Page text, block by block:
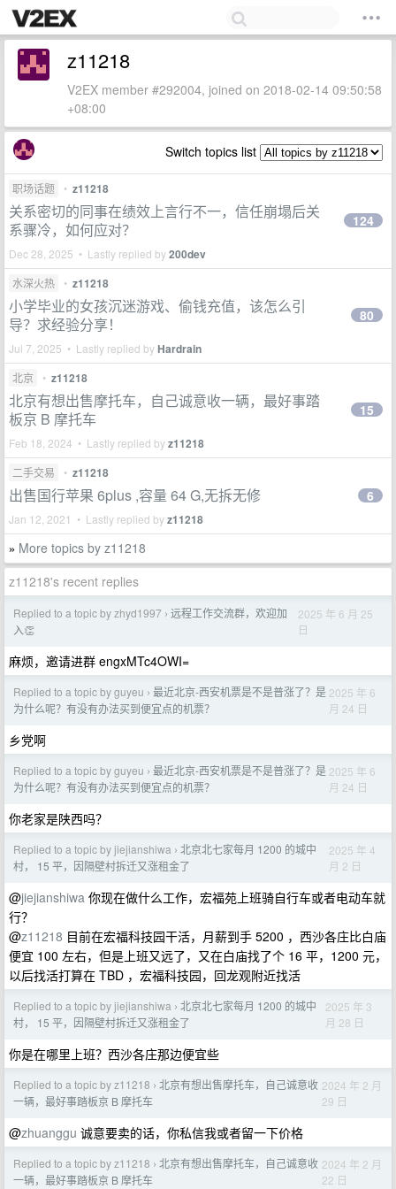
z11218
V2EX member #292004, joined on 2018-02-14 09:50:58
+08:00
Switch topics list
职场话题 • z11218
关系密切的同事在绩效上言行不一，信任崩塌后关
系骤冷，如何应对？
Dec 28, 2025 • Lastly replied by200dev
124
水深火热 • z11218
小学毕业的女孩沉迷游戏、偷钱充值，该怎么引
导？求经验分享！
Jul 7, 2025 • Lastly replied byHardrain
80
北京 • z11218
北京有想出售摩托车，自己诚意收一辆，最好事踏
板京 B 摩托车
Feb 18, 2024 • Lastly replied byz11218
15
二手交易 • z11218
出售国行苹果 6plus ,容量 64 G,无拆无修
Jan 12, 2021 • Lastly replied byz11218
6
» More topics by z11218
z11218's recent replies
Replied to a topic by zhyd1997 › 远程工作交流群，欢迎加
入👏
2025 年 6 月 25
日
麻烦，邀请进群 engxMTc4OWI=
Replied to a topic by guyeu › 最近北京-西安机票是不是普涨了？是
为什么呢？有没有办法买到便宜点的机票？
2025 年 6
月 24 日
乡党啊
Replied to a topic by guyeu › 最近北京-西安机票是不是普涨了？是
为什么呢？有没有办法买到便宜点的机票？
2025 年 6
月 24 日
你老家是陕西吗？
Replied to a topic by jiejianshiwa › 北京北七家每月 1200 的城中
村， 15 平，因隔壁村拆迁又涨租金了
2025 年 4
月 2 日
@jiejianshiwa 你现在做什么工作，宏福苑上班骑自行车或者电动车就
行？
@z11218 目前在宏福科技园干活，月薪到手 5200 ，西沙各庄比白庙
便宜 100 左右，但是上班又远了，又在白庙找了个 16 平，1200 元，
以后找活打算在 TBD ，宏福科技园，回龙观附近找活
Replied to a topic by jiejianshiwa › 北京北七家每月 1200 的城中
村， 15 平，因隔壁村拆迁又涨租金了
2025 年 3
月 28 日
你是在哪里上班？西沙各庄那边便宜些
Replied to a topic by z11218 › 北京有想出售摩托车，自己诚意收
一辆，最好事踏板京 B 摩托车
2024 年 2 月
29 日
@zhuanggu 诚意要卖的话，你私信我或者留一下价格
Replied to a topic by z11218 › 北京有想出售摩托车，自己诚意收
一辆，最好事踏板京 B 摩托车
2024 年 2 月
22 日